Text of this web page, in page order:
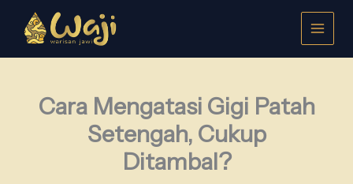
konten
Cara Mengatasi Gigi Patah
Setengah, Cukup
Ditambal?